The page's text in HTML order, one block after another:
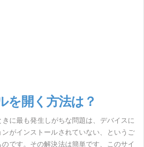
を開く方法は？
に最も発生しがちな問題は、デバイスに
がインストールされていない、というご
です。その解決法は簡単です、このサイ